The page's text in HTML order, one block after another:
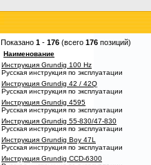
Показано 1 - 176 (всего 176 позиций)
Наименование
Инструкция Grundig 100 Hz
Русская инструкция по эксплуатации
Инструкция Grundig 42 / 42Q
Русская инструкция по эксплуатации
Инструкция Grundig 4595
Русская инструкция по эксплуатации
Инструкция Grundig 55-830/47-830
Русская инструкция по эксплуатации
Инструкция Grundig Boy 47L
Русская инструкция по эксплуатации
Инструкция Grundig CCD-6300